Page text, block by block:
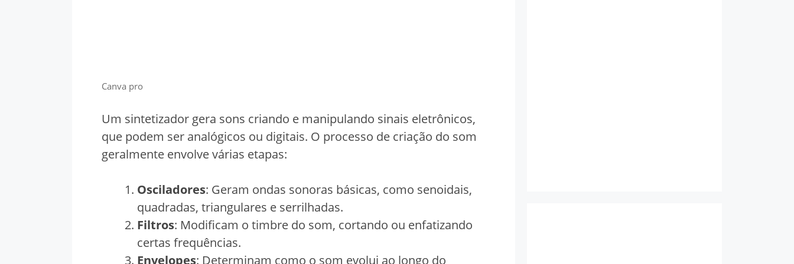
Canva pro
Um sintetizador gera sons criando e manipulando sinais eletrônicos,
que podem ser analógicos ou digitais. O processo de criação do som
geralmente envolve várias etapas:
Osciladores: Geram ondas sonoras básicas, como senoidais,
quadradas, triangulares e serrilhadas.
Filtros: Modificam o timbre do som, cortando ou enfatizando
certas frequências.
Envelopes: Determinam como o som evolui ao longo do